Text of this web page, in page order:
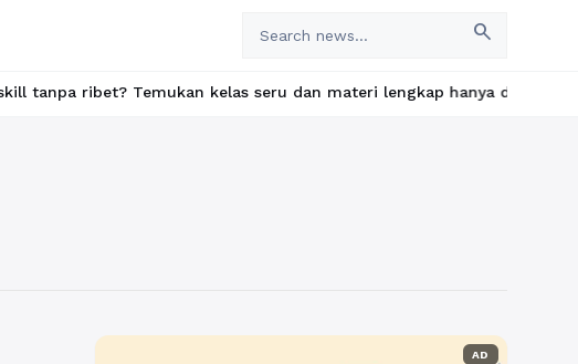
search
Temukan kelas seru dan materi lengkap hanya di YukBelajar.com.
AD